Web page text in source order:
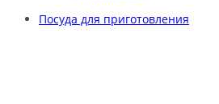
Посуда для приготовления